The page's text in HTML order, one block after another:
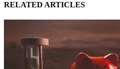
RELATED ARTICLES